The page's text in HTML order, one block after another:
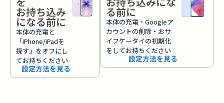
お持ち込み
になる前に
本体の充電と
「iPhone/iPadを
探す」をオフにし
てお持ちください
設定方法を見る
る前に
本体の充電・Googleア
カウントの削除・おサ
イフケータイの初期化
をしてお持ちください
設定方法を見る